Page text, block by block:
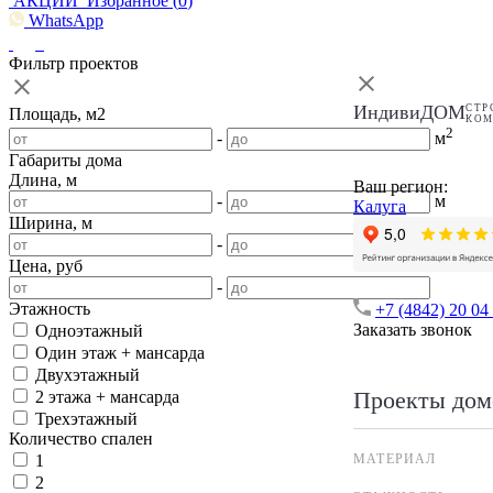
WhatsApp
ИндивиДОМ
Ваш регион:
Калуга
+7 (4842) 20 04
Заказать звонок
Проекты
МАТЕРИАЛ
Фильтр проектов
Площадь, м2
-
м2
Габариты дома
Длина, м
-
м
Ширина, м
-
м
Цена, руб
-
Этажность
Одноэтажный
Один этаж + мансарда
Двухэтажный
2 этажа + мансарда
Трехэтажный
Количество спален
1
2